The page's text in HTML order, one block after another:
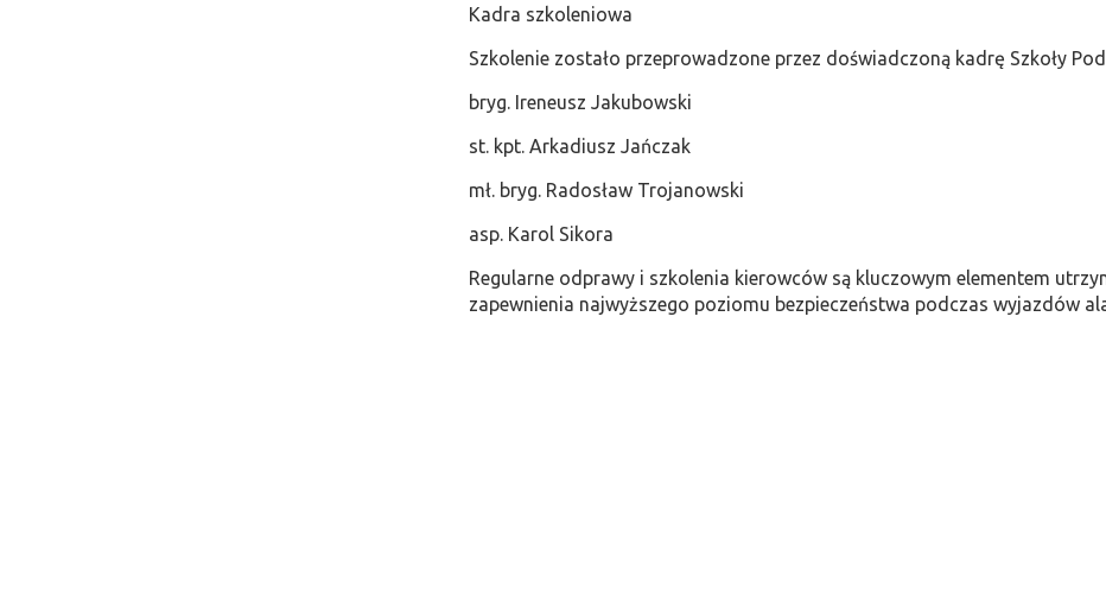
​Kadra szkoleniowa
​Szkolenie zostało przeprowadzone przez doświadczoną kadrę Szkoły
​bryg. Ireneusz Jakubowski
​st. kpt. Arkadiusz Jańczak
​mł. bryg. Radosław Trojanowski
​asp. Karol Sikora
​Regularne odprawy i szkolenia kierowców są kluczowym elementem
zapewnienia najwyższego poziomu bezpieczeństwa podczas wyjazdów